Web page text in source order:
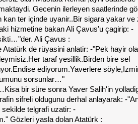
Gecenin ilerleyen saatlerinde
kan ter içinde uyanir..Bir sigara yakar ve
hizmetine bakan Ali Çavus'u çagirip: -
Ali Çavus :
de rüyasini anlatir: -"Pek hayir
taraf yesillik.Birden bire sel
ediyorum.Yaverlere
sorsunlar…"
bir süre sonra Yaver Salih'in
sifreli oldugunu derhal anlayarak: -
telgrafi uzatir: -
Gözleri yasla dolan Atatürk :